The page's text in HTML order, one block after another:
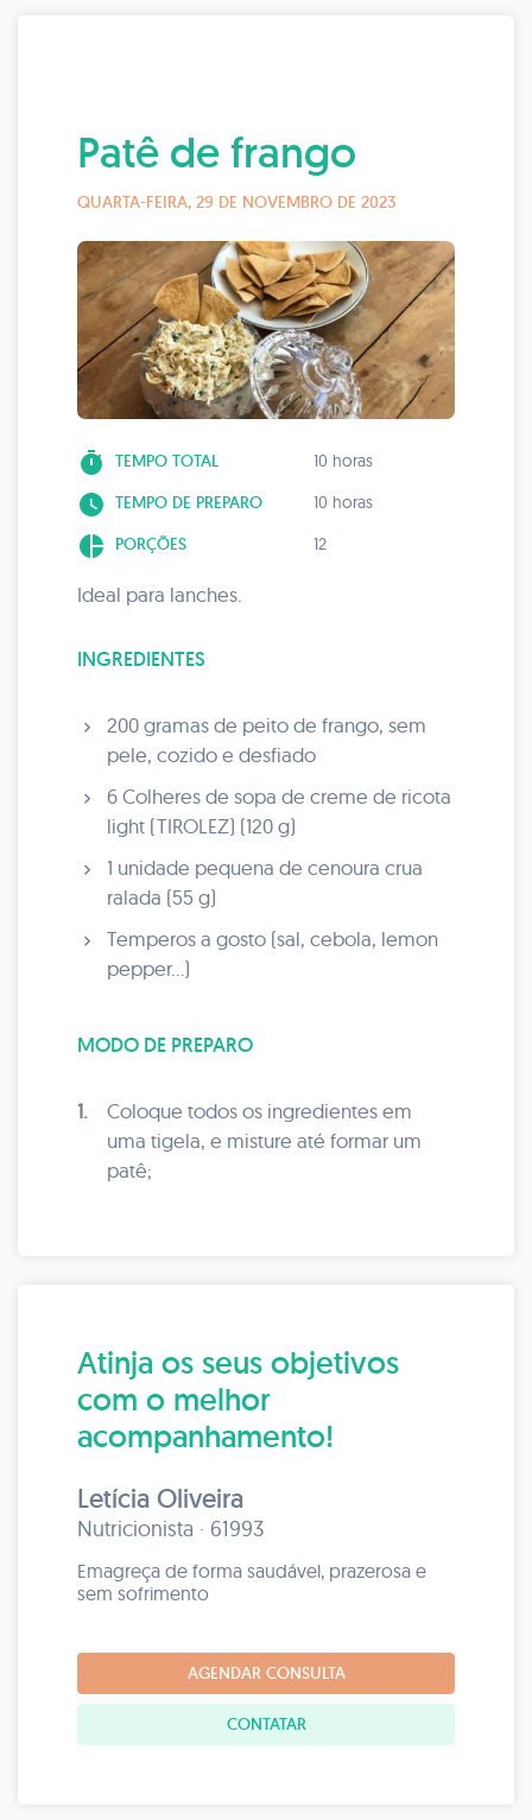
Patê de frango
QUARTA-FEIRA, 29 DE NOVEMBRO DE 2023
timer TEMPO TOTAL 10 horas
watch_later TEMPO DE PREPARO 10 horas
pie_chart PORÇÕES 12
Ideal para lanches.
INGREDIENTES
200 gramas de peito de frango, sem
pele, cozido e desfiado
6 Colheres de sopa de creme de ricota
light (TIROLEZ) (120 g)
1 unidade pequena de cenoura crua
ralada (55 g)
Temperos a gosto (sal, cebola, lemon
pepper...)
MODO DE PREPARO
1.
Coloque todos os ingredientes em
uma tigela, e misture até formar um
patê;
Atinja os seus objetivos
com o melhor
acompanhamento!
Letícia Oliveira
Nutricionista · 61993
Emagreça de forma saudável, prazerosa e
sem sofrimento
AGENDAR CONSULTA
CONTATAR